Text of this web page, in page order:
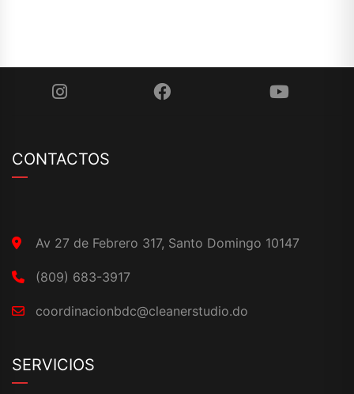
CONTACTOS
Av 27 de Febrero 317, Santo Domingo 10147
(809) 683-3917
coordinacionbdc@cleanerstudio.do
SERVICIOS